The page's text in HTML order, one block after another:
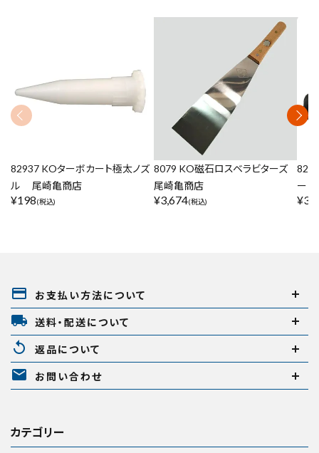
82937 KOターボカート極太ノズ
ル 尾崎亀商店
¥198(税込)
8079 KO磁石ロスベラビターズ
尾崎亀商店
¥3,674(税込)
ー
¥
payment お支払い方法について
local_shipping 送料・配送について
replay 返品について
mail お問い合わせ
カテゴリー